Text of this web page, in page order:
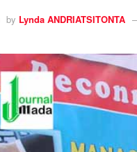
by Lynda ANDRIATSITONTA